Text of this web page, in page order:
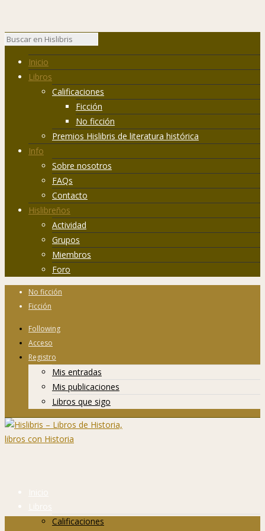
Inicio
Libros
Calificaciones
Ficción
No ficción
Premios Hislibris de literatura histórica
Info
Sobre nosotros
FAQs
Contacto
Hislibreños
Actividad
Grupos
Miembros
Foro
No ficción
Ficción
Following
Acceso
Registro
Mis entradas
Mis publicaciones
Libros que sigo
Inicio
Libros
Calificaciones